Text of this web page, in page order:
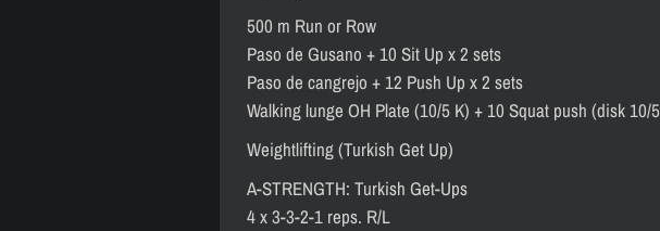
500 m Run or Row
Paso de Gusano + 10 Sit Up x 2 sets
Paso de cangrejo + 12 Push Up x 2 sets
Walking lunge OH Plate (10/5 K) + 10 Squat push (disk 10/5
Weightlifting (Turkish Get Up)
A-STRENGTH: Turkish Get-Ups
4 x 3-3-2-1 reps. R/L